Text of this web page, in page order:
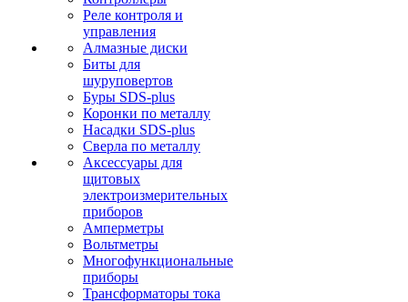
Реле контроля и
управления
Алмазные диски
Биты для
шуруповертов
Буры SDS-plus
Коронки по металлу
Насадки SDS-plus
Сверла по металлу
Аксессуары для
щитовых
электроизмерительных
приборов
Амперметры
Вольтметры
Многофункциональные
приборы
Трансформаторы тока